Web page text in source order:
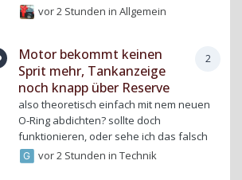
vor 2 Stunden inAllgemein
2
Motor bekommt keinen
Sprit mehr, Tankanzeige
noch knapp über Reserve
also theoretisch einfach mit nem neuen
O-Ring abdichten? sollte doch
funktionieren, oder sehe ich das falsch
vor 2 Stunden inTechnik